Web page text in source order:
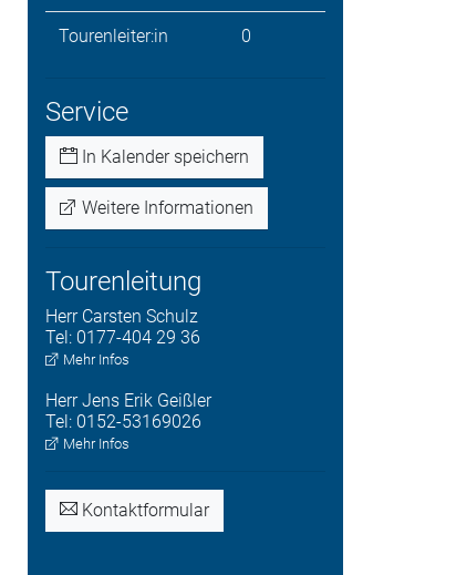
Tourenleiter:in 0
Service
In Kalender speichern
Weitere Informationen
Tourenleitung
Herr Carsten Schulz
Tel: 0177-404 29 36
Mehr Infos
Herr Jens Erik Geißler
Tel: 0152-53169026
Mehr Infos
Kontaktformular